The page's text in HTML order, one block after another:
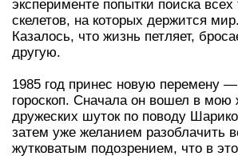
эксперименте попытки поиска всех
скелетов, на которых держится
Казалось, что жизнь петляет,
другую.
1985 год принес новую перемену
гороскоп. Сначала он вошел в
дружеских шуток по поводу
затем уже желанием разоблачить
жутковатым подозрением, что в